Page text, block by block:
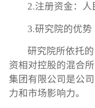
2.注册资金：人
3.研究院的优势
研究院所依托
资相对控股的混合
集团有限公司是公
力和市场影响力。